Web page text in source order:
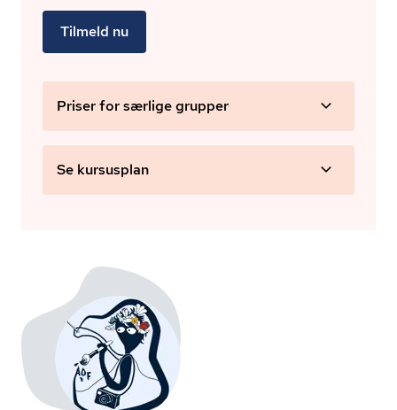
Tilmeld nu
Priser for særlige grupper
Se kursusplan